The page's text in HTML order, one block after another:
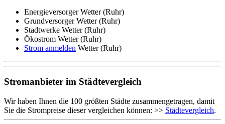
Energieversorger Wetter (Ruhr)
Grundversorger Wetter (Ruhr)
Stadtwerke Wetter (Ruhr)
Ökostrom Wetter (Ruhr)
Strom anmelden Wetter (Ruhr)
Stromanbieter im Städtevergleich
Wir haben Ihnen die 100 größten Städte zusammengetragen, damit
Sie die Strompreise dieser vergleichen können: >> Städtevergleich.